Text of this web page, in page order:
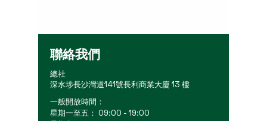
聯絡我們
總社
深水埗長沙灣道141號長利商業大廈 13 樓
一般開放時間：
星期一至五： 09:00 - 19:00